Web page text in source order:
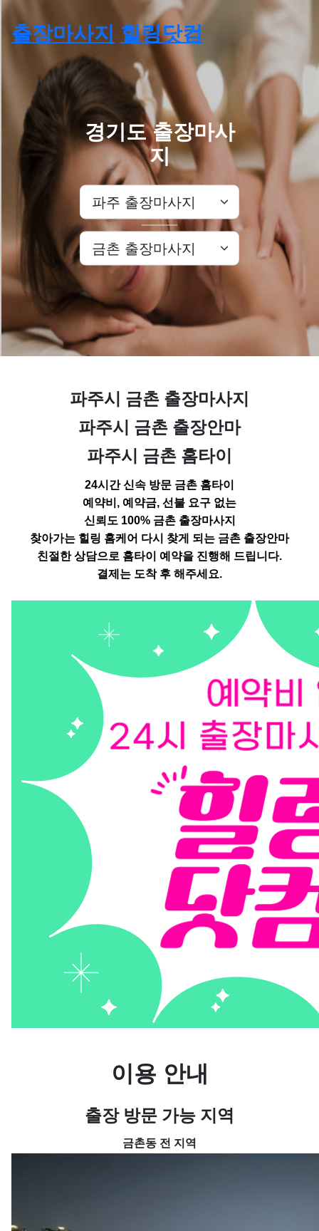
출장마사지 힐링닷컴
경기도 출장마사
지
파주시 금촌 출장마사지
파주시 금촌 출장안마
파주시 금촌 홈타이
24시간 신속 방문 금촌 홈타이
예약비, 예약금, 선불 요구 없는
신뢰도 100% 금촌 출장마사지
찾아가는 힐링 홈케어 다시 찾게 되는 금촌 출장안마
친절한 상담으로 홈타이 예약을 진행해 드립니다.
결제는 도착 후 해주세요.
이용 안내
출장 방문 가능 지역
금촌동 전 지역